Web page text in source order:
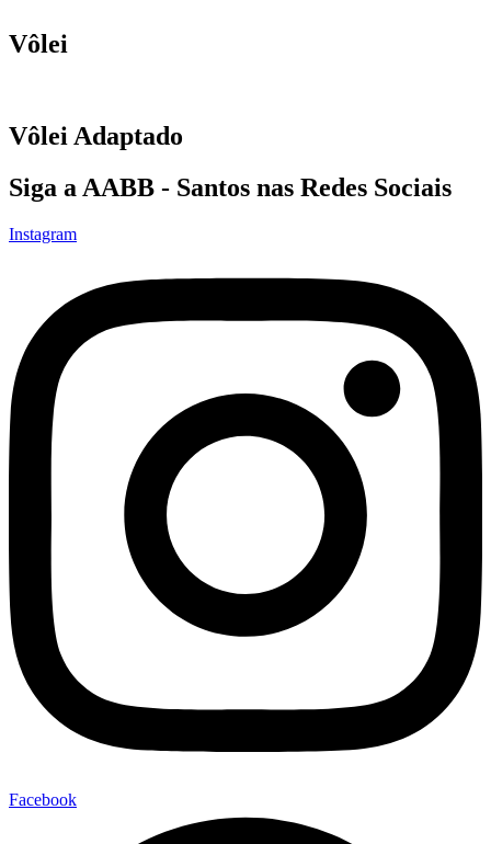
Vôlei
Vôlei Adaptado
Siga a AABB - Santos nas Redes Sociais
Instagram
Facebook